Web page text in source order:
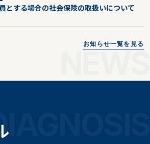
とする場合の社会保険の取扱いについて
お知らせ一覧を見る